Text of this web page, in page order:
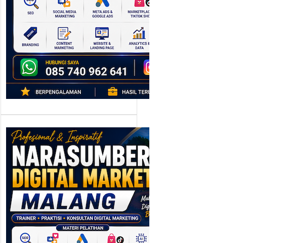
Digital marketing telah
mengubah cara bisnis
berkembang. Dulu,
promosi banyak…
Narasumber
Digital Marketing
Malang:
Menyiapkan
Talenta Digital
yang Siap
Menghadapi Dunia
Bisnis Modern